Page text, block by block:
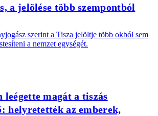
a jelölése több szempontból
szerint a Tisza jelöltje több okból sem
a nemzet egységét.
leégette magát a tiszás
helyretették az emberek,